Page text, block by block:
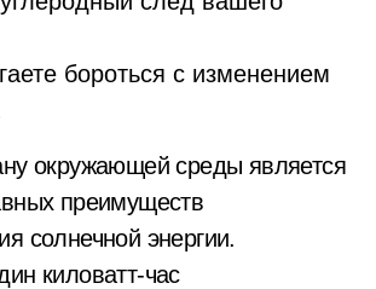
бороться с изменением
окружающей среды является
преимуществ
солнечной энергии.
киловатт-час